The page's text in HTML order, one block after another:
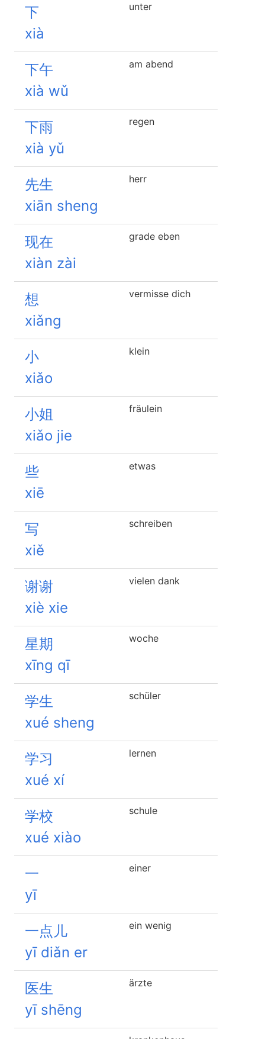
下
xià
unter
下午
xià wǔ
am abend
下雨
xià yǔ
regen
先生
xiān sheng
herr
现在
xiàn zài
grade eben
想
xiǎng
vermisse dich
小
xiǎo
klein
小姐
xiǎo jie
fräulein
些
xiē
etwas
写
xiě
schreiben
谢谢
xiè xie
vielen dank
星期
xīng qī
woche
学生
xué sheng
schüler
学习
xué xí
lernen
学校
xué xiào
schule
一
yī
einer
一点儿
yī diǎn er
ein wenig
医生
yī shēng
ärzte